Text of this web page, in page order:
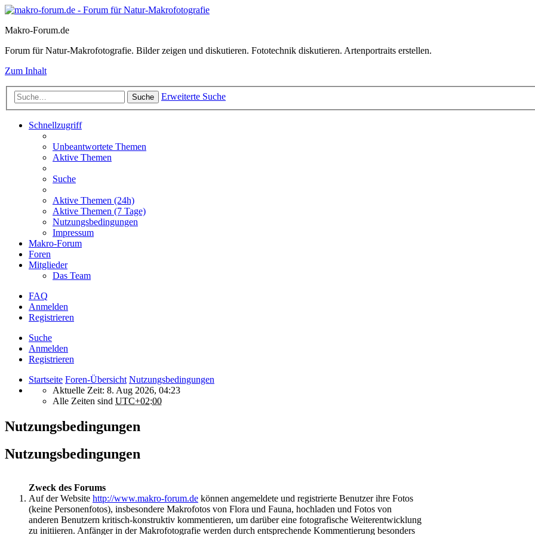
Makro-Forum.de
Forum für Natur-Makrofotografie. Bilder zeigen und diskutieren. Fototechnik diskutieren. Artenportraits erstellen.
Zum Inhalt
Suche Erweiterte Suche
Schnellzugriff
Unbeantwortete Themen
Aktive Themen
Suche
Aktive Themen (24h)
Aktive Themen (7 Tage)
Nutzungsbedingungen
Impressum
Makro-Forum
Foren
Mitglieder
Das Team
FAQ
Anmelden
Registrieren
Suche
Anmelden
Registrieren
Startseite Foren-Übersicht Nutzungsbedingungen
Aktuelle Zeit: 8. Aug 2026, 04:23
Alle Zeiten sind UTC+02:00
Nutzungsbedingungen
Nutzungsbedingungen
Zweck des Forums
Auf der Website http://www.makro-forum.de können angemeldete und registrierte Benutzer ihre Fotos
(keine Personenfotos), insbesondere Makrofotos von Flora und Fauna, hochladen und Fotos von
anderen Benutzern kritisch-konstruktiv kommentieren, um darüber eine fotografische Weiterentwicklung
zu initiieren. Anfänger in der Makrofotografie werden durch entsprechende Kommentierung besonders